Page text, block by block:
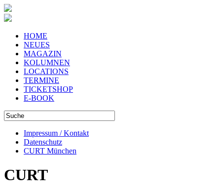
HOME
NEUES
MAGAZIN
KOLUMNEN
LOCATIONS
TERMINE
TICKETSHOP
E-BOOK
Impressum / Kontakt
Datenschutz
CURT München
CURT